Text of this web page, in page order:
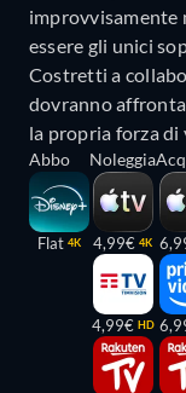
improvvisamente
essere gli unici
Costretti a
dovranno
la propria forza di
Abbo
Flat 4K
Noleggia
4,99€ 4K
4,99€ HD